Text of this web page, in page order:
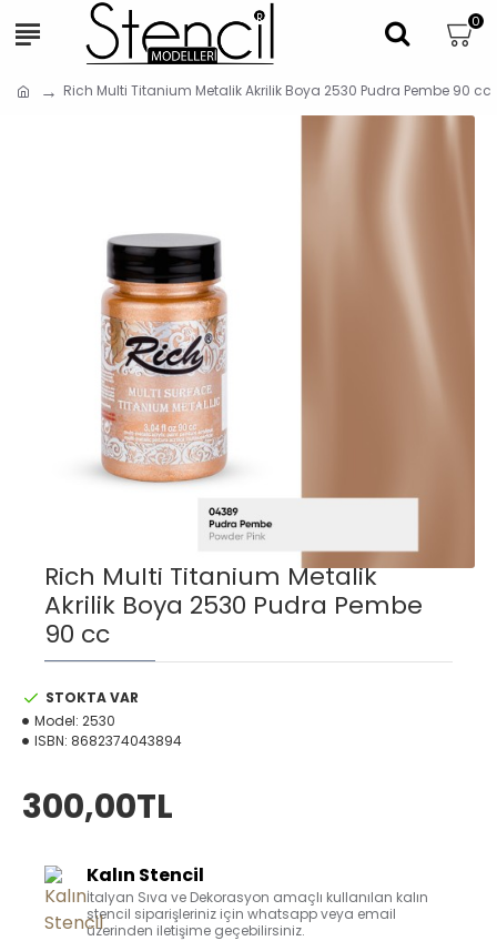
0
Rich Multi Titanium Metalik Akrilik Boya 2530 Pudra Pembe 90 cc
Rich Multi Titanium Metalik
Akrilik Boya 2530 Pudra Pembe
90 cc
STOKTA VAR
Model: 2530
ISBN: 8682374043894
300,00TL
Kalın Stencil
İtalyan Sıva ve Dekorasyon amaçlı kullanılan kalın
stencil siparişleriniz için whatsapp veya email
üzerinden iletişime geçebilirsiniz.